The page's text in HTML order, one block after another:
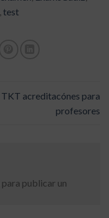
test
TKT acreditacónes para
profesores
para publicar un